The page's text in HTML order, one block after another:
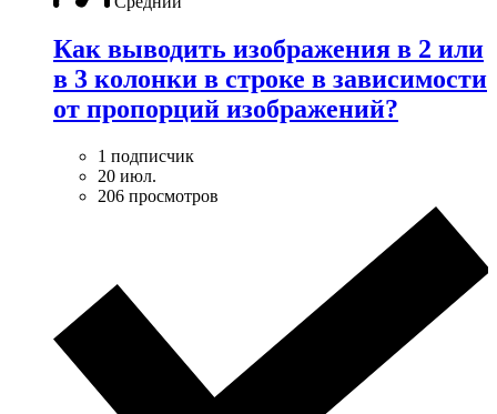
Как выводить изображения в 2 или
в 3 колонки в строке в зависимости
от пропорций изображений?
1 подписчик
20 июл.
206 просмотров